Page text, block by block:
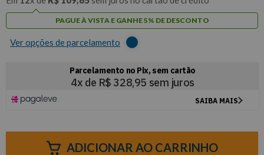
PAGUE À VISTA E GANHE 5% DE DESCONTO
Ver opções de parcelamento
ADICIONAR AO CARRINHO